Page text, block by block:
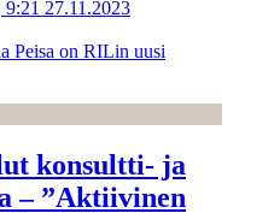
27.11.2023
Peisa on RILin uusi
konsultti- ja
– ”Aktiivinen